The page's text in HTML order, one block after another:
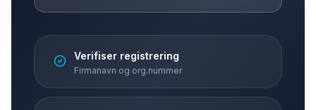
Verifiser registrering
Firmanavn og org.nummer